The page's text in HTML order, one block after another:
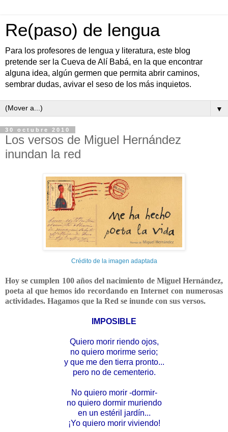
Re(paso) de lengua
Para los profesores de lengua y literatura, este blog
pretende ser la Cueva de Alí Babá, en la que encontrar
alguna idea, algún germen que permita abrir caminos,
sembrar dudas, avivar el seso de los más inquietos.
▼
30 octubre 2010
Los versos de Miguel Hernández
inundan la red
Crédito de la imagen adaptada
Hoy se cumplen 100 años del nacimiento de Miguel Hernández,
poeta al que hemos ido recordando en Internet con numerosas
actividades. Hagamos que la Red se inunde con sus versos.
IMPOSIBLE
Quiero morir riendo ojos,
no quiero morirme serio;
y que me den tierra pronto...
pero no de cementerio.
No quiero morir -dormir-
no quiero dormir muriendo
en un estéril jardín...
¡Yo quiero morir viviendo!